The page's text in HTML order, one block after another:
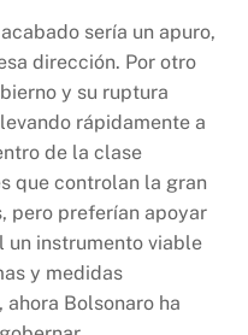
sería un apuro,
dirección. Por otro
y su ruptura
rápidamente a
de la clase
que controlan la gran
pero preferían apoyar
un instrumento viable
y medidas
ahora Bolsonaro ha